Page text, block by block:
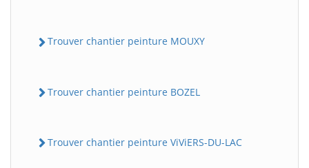
Trouver chantier peinture MOUXY
Trouver chantier peinture BOZEL
Trouver chantier peinture ViViERS-DU-LAC